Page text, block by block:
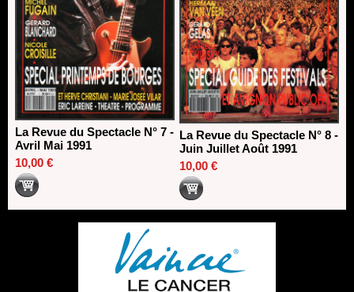
La Revue du Spectacle N° 7 -
Avril Mai 1991
10,00 €
La Revue du Spectacle N° 8 -
Juin Juillet Août 1991
10,00 €